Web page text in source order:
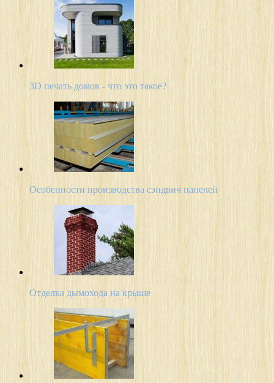
3D печать домов - что это такое?
Особенности производства сэндвич панелей
Отделка дымохода на крыше